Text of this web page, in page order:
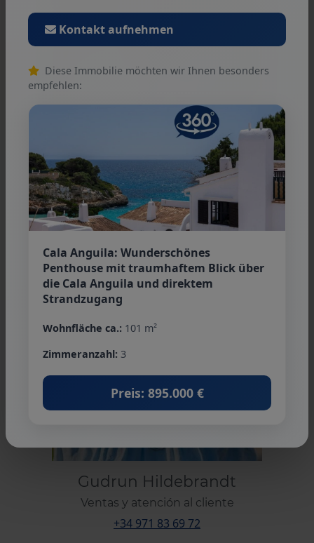
Frank Steinhoff
Propietario y Director Gerente
+34 971 83 69 72
info@dehaas-immobilien.com
Gudrun Hildebrandt
Ventas y atención al cliente
+34 971 83 69 72
Kontakt aufnehmen
Diese Immobilie möchten wir Ihnen besonders
empfehlen:
Cala Anguila: Wunderschönes
Penthouse mit traumhaftem Blick über
die Cala Anguila und direktem
Strandzugang
Wohnfläche ca.: 101 m²
Zimmeranzahl: 3
Preis: 895.000 €